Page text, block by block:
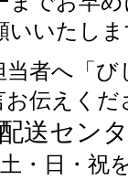
いいたし
者へ「び
お伝えく
送セン
・日・祝